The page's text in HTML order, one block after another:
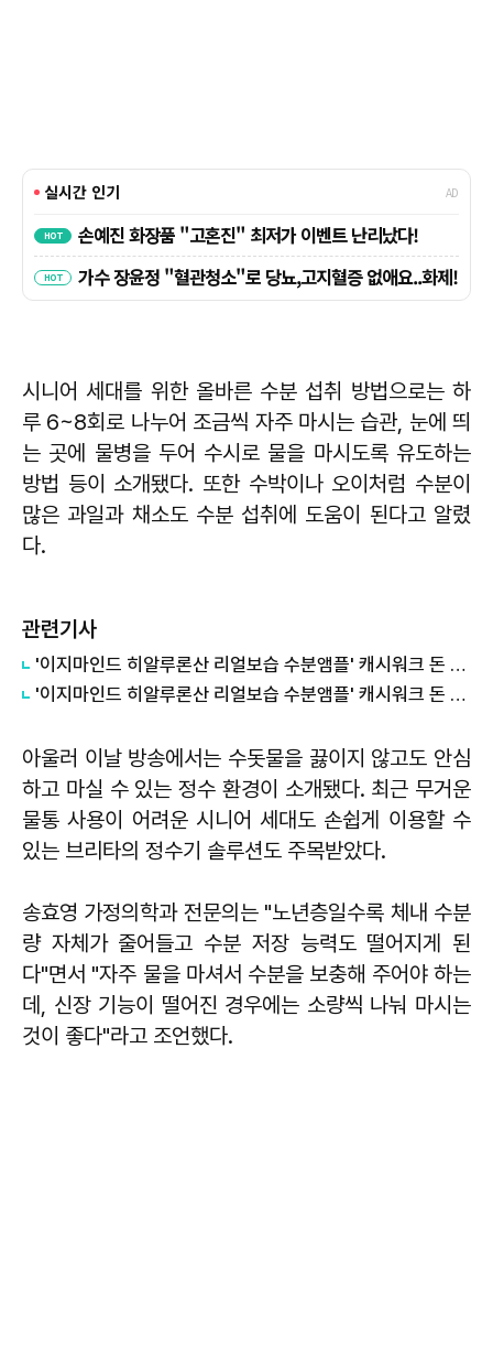
시니어 세대를 위한 올바른 수분 섭취 방법으로는 하
루 6~8회로 나누어 조금씩 자주 마시는 습관, 눈에 띄
는 곳에 물병을 두어 수시로 물을 마시도록 유도하는
방법 등이 소개됐다. 또한 수박이나 오이처럼 수분이
많은 과일과 채소도 수분 섭취에 도움이 된다고 알렸
다.
관련기사
'이지마인드 히알루론산 리얼보습 수분앰플' 캐시워크 돈 버는 퀴즈, 정답은?
'이지마인드 히알루론산 리얼보습 수분앰플' 캐시워크 돈 버는 퀴즈, 정답은?
아울러 이날 방송에서는 수돗물을 끓이지 않고도 안심
하고 마실 수 있는 정수 환경이 소개됐다. 최근 무거운
물통 사용이 어려운 시니어 세대도 손쉽게 이용할 수
있는 브리타의 정수기 솔루션도 주목받았다.
송효영 가정의학과 전문의는 "노년층일수록 체내 수분
량 자체가 줄어들고 수분 저장 능력도 떨어지게 된
다"면서 "자주 물을 마셔서 수분을 보충해 주어야 하는
데, 신장 기능이 떨어진 경우에는 소량씩 나눠 마시는
것이 좋다"라고 조언했다.